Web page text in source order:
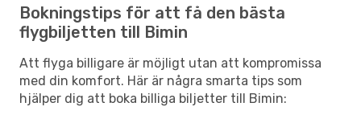
Bokningstips för att få den bästa
flygbiljetten till Bimin
Att flyga billigare är möjligt utan att kompromissa
med din komfort. Här är några smarta tips som
hjälper dig att boka billiga biljetter till Bimin: